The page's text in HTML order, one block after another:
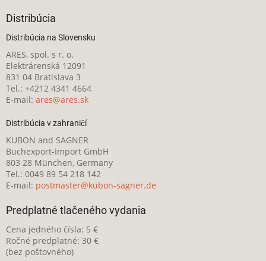
Distribúcia
Distribúcia na Slovensku
ARES, spol. s r. o.
Elektrárenská 12091
831 04 Bratislava 3
Tel.: +4212 4341 4664
E-mail: ares@ares.sk
Distribúcia v zahraničí
KUBON and SAGNER
Buchexport-Import GmbH
803 28 München, Germany
Tel.: 0049 89 54 218 142
E-mail: postmaster@kubon-sagner.de
Predplatné tlačeného vydania
Cena jedného čísla: 5 €
Ročné predplatné: 30 €
(bez poštovného)